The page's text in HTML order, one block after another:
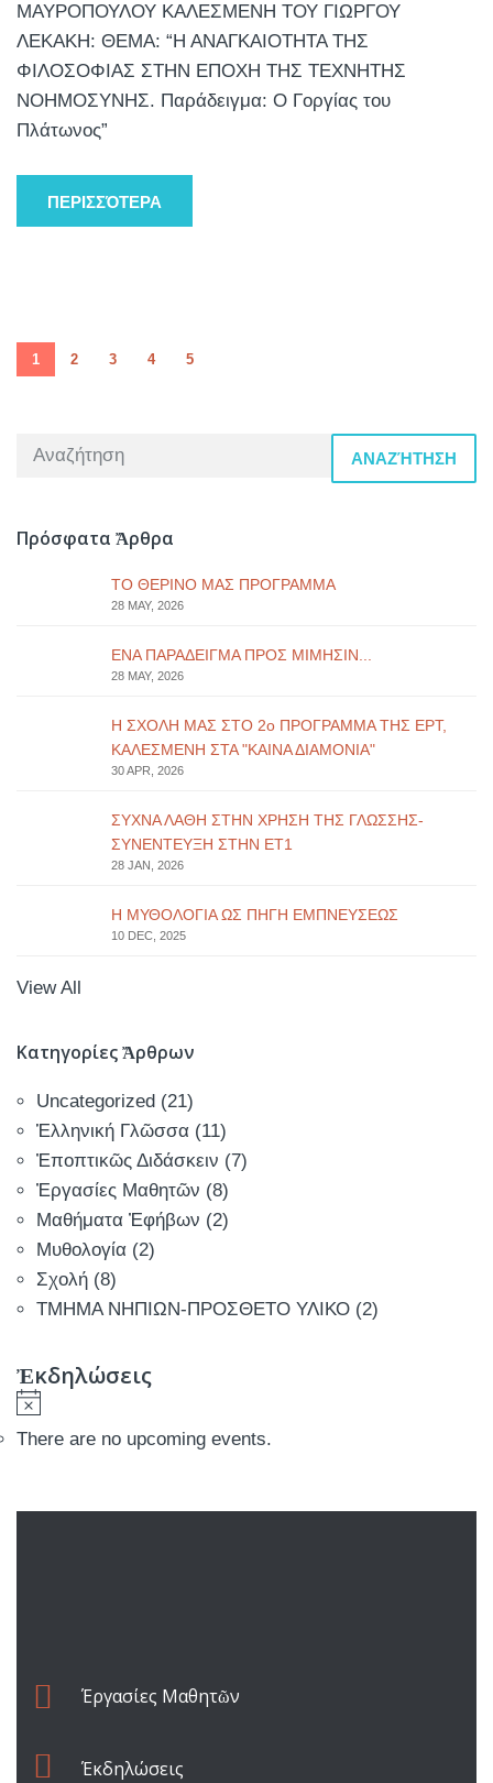
ΜΑΥΡΟΠΟΥΛΟΥ ΚΑΛΕΣΜΕΝΗ ΤΟΥ ΓΙΩΡΓΟΥ
ΛΕΚΑΚΗ: ΘΕΜΑ: “Η ΑΝΑΓΚΑΙΟΤΗΤΑ ΤΗΣ
ΦΙΛΟΣΟΦΙΑΣ ΣΤΗΝ ΕΠΟΧΗ ΤΗΣ ΤΕΧΝΗΤΗΣ
ΝΟΗΜΟΣΥΝΗΣ. Παράδειγμα: Ο Γοργίας του
Πλάτωνος”
ΠΕΡΙΣΣΌΤΕΡΑ
1 2 3 4 5
ΑΝΑΖΉΤΗΣΗ
Πρόσφατα Ἄρθρα
ΤΟ ΘΕΡΙΝΟ ΜΑΣ ΠΡΟΓΡΑΜΜΑ
28 MAY, 2026
ΕΝΑ ΠΑΡΑΔΕΙΓΜΑ ΠΡΟΣ ΜΙΜΗΣΙΝ...
28 MAY, 2026
Η ΣΧΟΛΗ ΜΑΣ ΣΤΟ 2ο ΠΡΟΓΡΑΜΜΑ ΤΗΣ ΕΡΤ,
ΚΑΛΕΣΜΕΝΗ ΣΤΑ "ΚΑΙΝΑ ΔΙΑΜΟΝΙΑ"
30 APR, 2026
ΣΥΧΝΑ ΛΑΘΗ ΣΤΗΝ ΧΡΗΣΗ ΤΗΣ ΓΛΩΣΣΗΣ-
ΣΥΝΕΝΤΕΥΞΗ ΣΤΗΝ ΕΤ1
28 JAN, 2026
Η ΜΥΘΟΛΟΓΙΑ ΩΣ ΠΗΓΗ ΕΜΠΝΕΥΣΕΩΣ
10 DEC, 2025
View All
Κατηγορίες Ἄρθρων
Uncategorized (21)
Ἑλληνική Γλῶσσα (11)
Ἐποπτικῶς Διδάσκειν (7)
Ἐργασίες Μαθητῶν (8)
Μαθήματα Ἐφήβων (2)
Μυθολογία (2)
Σχολή (8)
ΤΜΗΜΑ ΝΗΠΙΩΝ-ΠΡΟΣΘΕΤΟ ΥΛΙΚΟ (2)
Ἐκδηλώσεις
There are no upcoming events.
Έργασίες Μαθητῶν
Έκδηλώσεις